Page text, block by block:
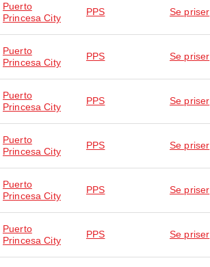
Puerto
Princesa City
PPS Se priser
Puerto
Princesa City
PPS Se priser
Puerto
Princesa City
PPS Se priser
Puerto
Princesa City
PPS Se priser
Puerto
Princesa City
PPS Se priser
Puerto
Princesa City
PPS Se priser